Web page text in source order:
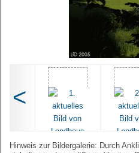
<
Hinweis zur Bildergalerie: Durch